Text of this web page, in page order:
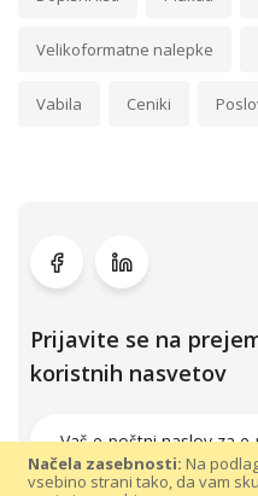
Načela zasebnosti: Na
vsebino strani tako, da vam
Velikoformatne nalepke
Vabila Ceniki
Prijavite se na
koristnih nasvetov